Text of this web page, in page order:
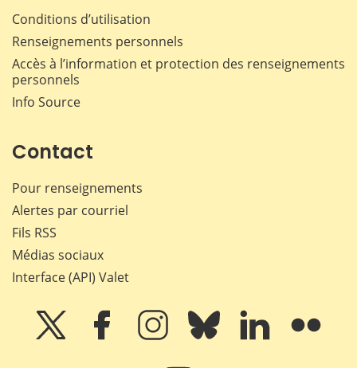
Conditions d’utilisation
Renseignements personnels
Accès à l’information et protection des renseignements
personnels
Info Source
Contact
Pour renseignements
Alertes par courriel
Fils RSS
Médias sociaux
Interface (API) Valet